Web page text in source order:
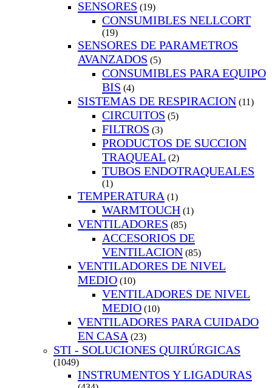
SENSORES (19)
CONSUMIBLES NELLCORT
(19)
SENSORES DE PARAMETROS
AVANZADOS (5)
CONSUMIBLES PARA EQUIPO
BIS (4)
SISTEMAS DE RESPIRACION (11)
CIRCUITOS (5)
FILTROS (3)
PRODUCTOS DE SUCCION
TRAQUEAL (2)
TUBOS ENDOTRAQUEALES
(1)
TEMPERATURA (1)
WARMTOUCH (1)
VENTILADORES (85)
ACCESORIOS DE
VENTILACION (85)
VENTILADORES DE NIVEL
MEDIO (10)
VENTILADORES DE NIVEL
MEDIO (10)
VENTILADORES PARA CUIDADO
EN CASA (23)
STI - SOLUCIONES QUIRÚRGICAS
(1049)
INSTRUMENTOS Y LIGADURAS